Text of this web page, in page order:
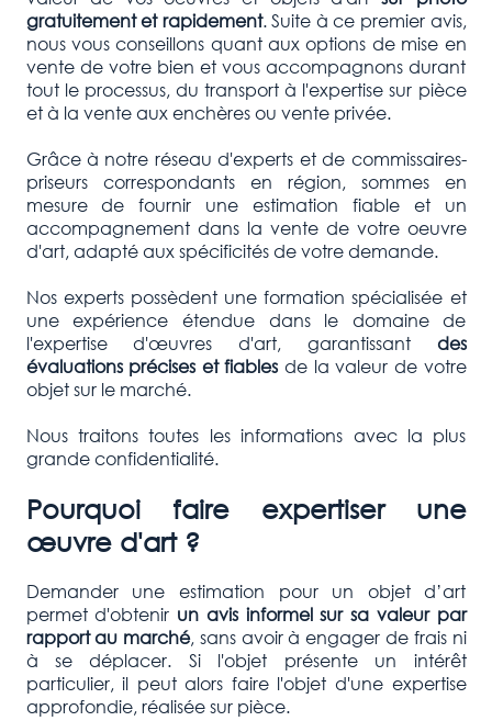
gratuitement et rapidement. Suite à ce premier avis,
nous vous conseillons quant aux options de mise en
vente de votre bien et vous accompagnons durant
tout le processus, du transport à l'expertise sur pièce
et à la vente aux enchères ou vente privée.
Grâce à notre réseau d'experts et de commissaires-
priseurs correspondants en région, sommes en
mesure de fournir une estimation fiable et un
accompagnement dans la vente de votre oeuvre
d'art, adapté aux spécificités de votre demande.
Nos experts possèdent une formation spécialisée et
une expérience étendue dans le domaine de
l'expertise d'œuvres d'art, garantissant des
évaluations précises et fiables de la valeur de votre
objet sur le marché.
Nous traitons toutes les informations avec la plus
grande confidentialité.
Pourquoi faire expertiser une
œuvre d'art ?
Demander une estimation pour un objet d’art
permet d'obtenir un avis informel sur sa valeur par
rapport au marché, sans avoir à engager de frais ni
à se déplacer. Si l'objet présente un intérêt
particulier, il peut alors faire l'objet d'une expertise
approfondie, réalisée sur pièce.